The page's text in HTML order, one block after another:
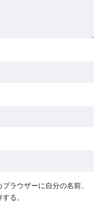
ラウザーに自分の名前、
る。